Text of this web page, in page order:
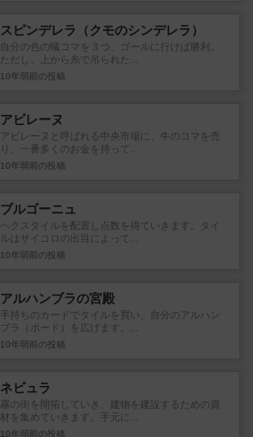
スピンデレラ（クモのシンデレラ）
自分の色の蟻コマを３つ、ゴールに行けば勝利。
ただし、上から糸で吊られた...
10年弱前 の投稿
アビレーヌ
アビレーヌと呼ばれる中央市場に、牛のコマを売
り、一番多くのお金を持って...
10年弱前 の投稿
ブルゴーニュ
ヘクスタイルを配置し点数を得ていきます。タイ
ルはサイコロの出目によって...
10年弱前 の投稿
アルハンブラの宮殿
手持ちのカードでタイルを買い、自分のアルハン
ブラ（ボード）を広げます。...
10年弱前 の投稿
ネビュラ
霧の街を開拓していき、建物を建設するための資
材を集めていきます。手元に...
10年弱前 の投稿